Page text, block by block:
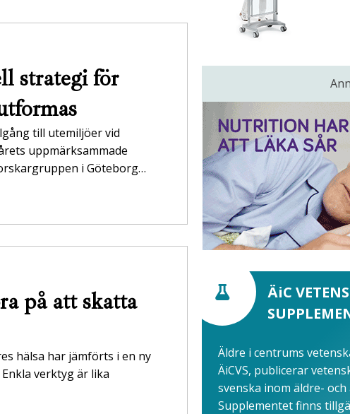
strategi för
till utemiljöer vid
uppmärksammade
i Göteborg…
på att skatta
hälsa har jämförts i en ny
verktyg är lika
ÄiC
Äldre i centrums
ÄiCVS, publicerar
svenska inom äldre-
Supplementet finns